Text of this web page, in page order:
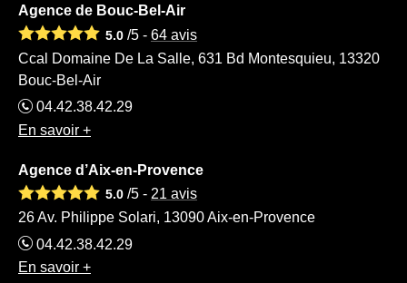
Agence de Bouc-Bel-Air
5.0 /5 - 64 avis
Ccal Domaine De La Salle, 631 Bd Montesquieu, 13320
Bouc-Bel-Air
04.42.38.42.29
En savoir +
Agence d’Aix-en-Provence
5.0 /5 - 21 avis
26 Av. Philippe Solari, 13090 Aix-en-Provence
04.42.38.42.29
En savoir +